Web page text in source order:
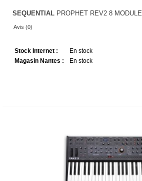
SEQUENTIAL PROPHET REV2 8 MODULE
Avis (0)
Stock Internet :
En stock
Magasin Nantes :
En stock